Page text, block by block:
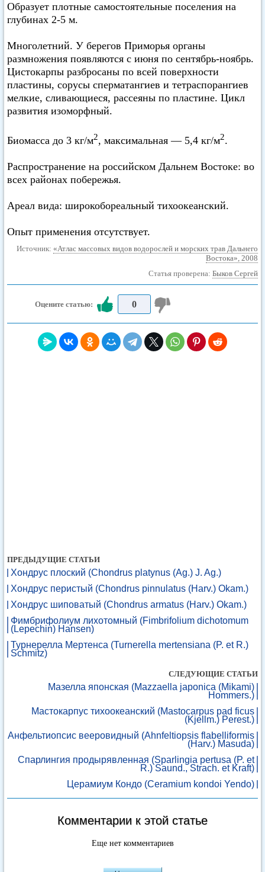
Образует плотные самостоятельные поселения на
глубинах 2-5 м.
Многолетний. У берегов Приморья органы
размножения появляются с июня по сентябрь-ноябрь.
Цистокарпы разбросаны по всей поверхности
пластины, сорусы сперматангиев и тетраспорангиев
мелкие, сливающиеся, рассеяны по пластине. Цикл
развития изоморфный.
Биомасса до 3 кг/м2, максимальная — 5,4 кг/м2.
Распространение на российском Дальнем Востоке: во
всех районах побережья.
Ареал вида: широкобореальный тихоокеанский.
Опыт применения отсутствует.
Источник: «Атлас массовых видов водорослей и морских трав Дальнего
Востока», 2008
Статья проверена: Быков Сергей
Оцените статью: 0
ПРЕДЫДУЩИЕ СТАТЬИ
Хондрус плоский (Chondrus platynus (Ag.) J. Ag.)
Хондрус перистый (Chondrus pinnulatus (Harv.) Okam.)
Хондрус шиповатый (Chondrus armatus (Harv.) Okam.)
Фимбрифолиум лихотомный (Fimbrifolium dichotomum
(Lepechin) Hansen)
Турнерелла Мертенса (Turnerella mertensiana (P. et R.)
Schmitz)
СЛЕДУЮЩИЕ СТАТЬИ
Мазелла японская (Mazzaella japonica (Mikami)
Hommers.)
Мастокарпус тихоокеанский (Mastocarpus pad ficus
(Kjellm.) Perest.)
Анфельтиопсис вееровидный (Ahnfeltiopsis flabelliformis
(Harv.) Masuda)
Спарлингия продырявленная (Sparlingia pertusa (P. et
R.) Saund., Strach. et Kraft)
Церамиум Кондо (Ceramium kondoi Yendo)
Комментарии к этой статье
Еще нет комментариев